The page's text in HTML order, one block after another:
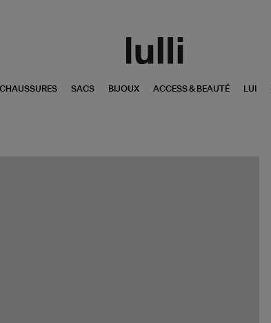
CHAUSSURES SACS BIJOUX ACCESS & BEAUTÉ LUI